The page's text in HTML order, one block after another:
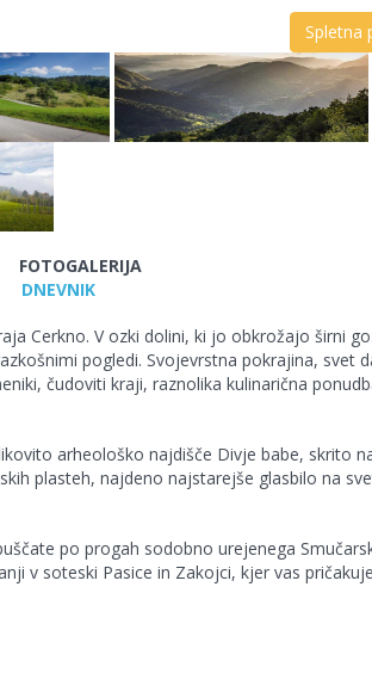
Spletna
FOTOGALERIJA
DNEVNIK
Cerkno. V ozki dolini, ki jo obkrožajo širni
pogledi. Svojevrstna pokrajina, svet
čudoviti kraji, raznolika kulinarična
arheološko najdišče Divje babe, skrito
plasteh, najdeno najstarejše glasbilo na
po progah sodobno urejenega
v soteski Pasice in Zakojci, kjer vas pričakuje